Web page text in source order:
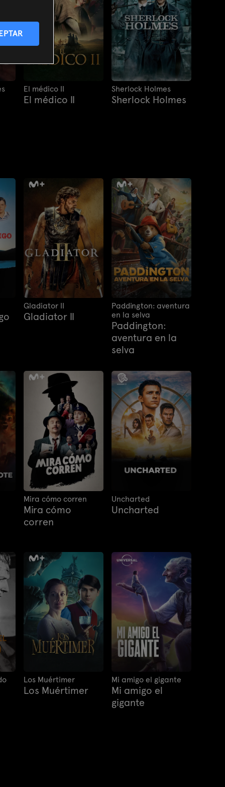
El médico II
El médico II
Sherlock Holmes
Sherlock Holmes
Gladiator II
Gladiator II
Paddington: aventura
en la selva
Paddington:
aventura en la
selva
Mira cómo corren
Mira cómo
corren
Uncharted
Uncharted
Los Muértimer
Los Muértimer
Mi amigo el gigante
Mi amigo el
gigante